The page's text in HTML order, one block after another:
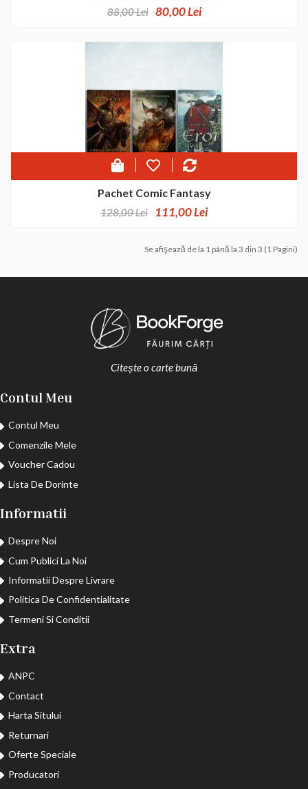
88,00 Lei 80,00 Lei
Pachet Comic Fantasy
128,00 Lei 111,00 Lei
Se afişează de la 1 până la 3 din 3 (1 Pagini)
Citește o carte bună
Contul Meu
Contul Meu
Comenzile Mele
Voucher Cadou
Lista De Dorinte
Informatii
Despre Noi
Cum Publici La Noi
Informatii Despre Livrare
Politica De Confidentialitate
Termeni Si Conditii
Extra
ANPC
Contact
Harta Sitului
Returnari
Oferte Speciale
Producatori